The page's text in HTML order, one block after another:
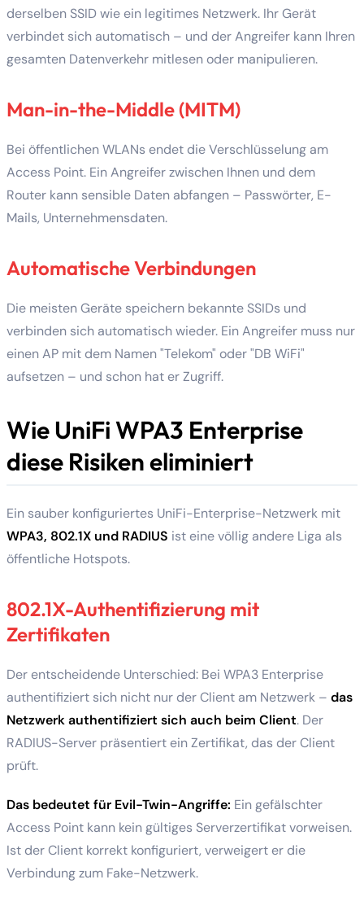
derselben SSID wie ein legitimes Netzwerk. Ihr Gerät
verbindet sich automatisch – und der Angreifer kann Ihren
gesamten Datenverkehr mitlesen oder manipulieren.
Man-in-the-Middle (MITM)
Bei öffentlichen WLANs endet die Verschlüsselung am
Access Point. Ein Angreifer zwischen Ihnen und dem
Router kann sensible Daten abfangen – Passwörter, E-
Mails, Unternehmensdaten.
Automatische Verbindungen
Die meisten Geräte speichern bekannte SSIDs und
verbinden sich automatisch wieder. Ein Angreifer muss nur
einen AP mit dem Namen "Telekom" oder "DB WiFi"
aufsetzen – und schon hat er Zugriff.
Wie UniFi WPA3 Enterprise
diese Risiken eliminiert
Ein sauber konfiguriertes UniFi-Enterprise-Netzwerk mit
WPA3, 802.1X und RADIUS ist eine völlig andere Liga als
öffentliche Hotspots.
802.1X-Authentifizierung mit
Zertifikaten
Der entscheidende Unterschied: Bei WPA3 Enterprise
authentifiziert sich nicht nur der Client am Netzwerk – das
Netzwerk authentifiziert sich auch beim Client. Der
RADIUS-Server präsentiert ein Zertifikat, das der Client
prüft.
Das bedeutet für Evil-Twin-Angriffe: Ein gefälschter
Access Point kann kein gültiges Serverzertifikat vorweisen.
Ist der Client korrekt konfiguriert, verweigert er die
Verbindung zum Fake-Netzwerk.